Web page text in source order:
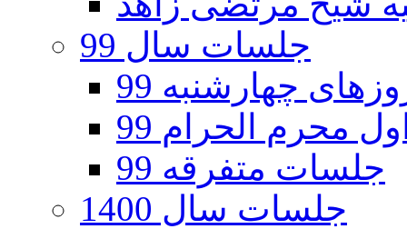
جلسات سال 99
چهارشنبه 99
محرم الحرام 99
جلسات متفرقه 99
جلسات سال 1400